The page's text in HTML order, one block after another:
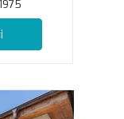
1975